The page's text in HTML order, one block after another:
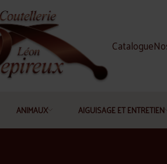
Catalogue
ANIMAUX AIGUISAGE ET ENTRETIEN